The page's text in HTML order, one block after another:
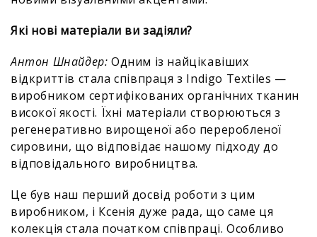
Які нові матеріали ви задіяли?
Антон Шнайдер: Одним із найцікавіших
відкриттів стала співпраця з Indigo Textiles —
виробником сертифікованих органічних тканин
високої якості. Їхні матеріали створюються з
регенеративно вирощеної або переробленої
сировини, що відповідає нашому підходу до
відповідального виробництва.
Це був наш перший досвід роботи з цим
виробником, і Ксенія дуже рада, що саме ця
колекція стала початком співпраці. Особливо